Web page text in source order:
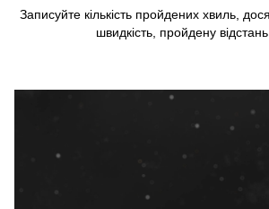
Записуйте кількість пройдених хвиль,
швидкість, пройдену